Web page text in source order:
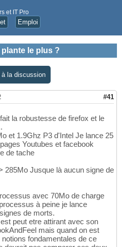
et IT Pro
Emploi
le plus ?
à la discussion
#41
la robustesse de firefox et le
et 1.9Ghz P3 d'Intel Je lance 25
Youtubes et facebook
de tache
285Mo Jusque là aucun signe de
avec 70Mo de charge
à peine je lance
de morts.
peut etre attirant avec son
mais quand on est
fondamentales de ce